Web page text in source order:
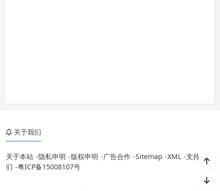
关于我们
关于本站 -隐私申明 -版权申明 -广告合作 -Sitemap -XML -支持我
们 -粤ICP备15008107号